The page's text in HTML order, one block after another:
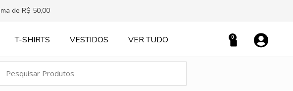
de R$ 50,00
T-SHIRTS VESTIDOS VER TUDO 0
Carrinho
Produtos